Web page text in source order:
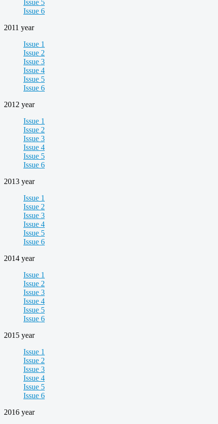
Issue 5
Issue 6
2011 year
Issue 1
Issue 2
Issue 3
Issue 4
Issue 5
Issue 6
2012 year
Issue 1
Issue 2
Issue 3
Issue 4
Issue 5
Issue 6
2013 year
Issue 1
Issue 2
Issue 3
Issue 4
Issue 5
Issue 6
2014 year
Issue 1
Issue 2
Issue 3
Issue 4
Issue 5
Issue 6
2015 year
Issue 1
Issue 2
Issue 3
Issue 4
Issue 5
Issue 6
2016 year